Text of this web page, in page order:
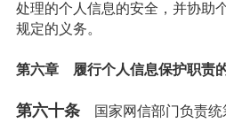
处理的个人信息的安全，并协助
规定的义务。
第六章 履行个人信息保护职责
第六十条国家网信部门负责统